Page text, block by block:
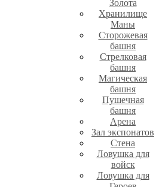
Золота
Хранилище
Маны
Сторожевая
башня
Стрелковая
башня
Магическая
башня
Пушечная
башня
Арена
Зал экспонатов
Стена
Ловушка для
войск
Ловушка для